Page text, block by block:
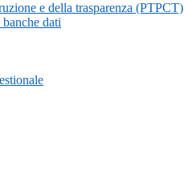
e della trasparenza (PTPCT)
dati